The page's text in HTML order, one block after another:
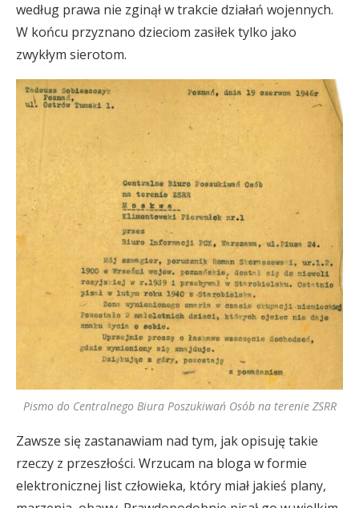
według prawa nie zginął w trakcie działań wojennych.
W końcu przyznano dzieciom zasiłek tylko jako
zwykłym sierotom.
Pismo do Centralnego Biura Poszukiwań Osób na terenie ZSRR
Zawsze się zastanawiam nad tym, jak opisuję takie
rzeczy z przeszłości. Wrzucam na bloga w formie
elektronicznej list człowieka, który miał jakieś plany,